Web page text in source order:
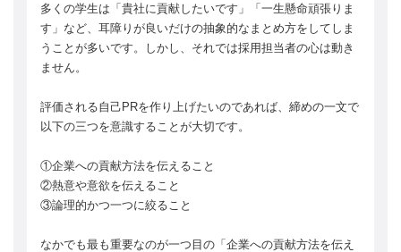
多くの学生は「貴社に貢献したいです」「一生懸命頑張りま
す」など、耳障りが良いだけの抽象的なまとめ方をしてしま
うことが多いです。しかし、それでは採用担当者の心は動き
ません。
評価される自己PRを作り上げたいのであれば、締めの一文で
以下の三つを意識することが大切です。
①企業への貢献方法を伝えること
②熱意や意欲を伝えること
③論理的かつ一つに絞ること
なかでも最も重要なのが一つ目の「企業への貢献方法を伝え